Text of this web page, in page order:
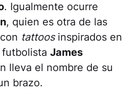
. Igualmente ocurre
, quien es otra de las
tattoosinspirados en
James
lleva el nombre de su
brazo.